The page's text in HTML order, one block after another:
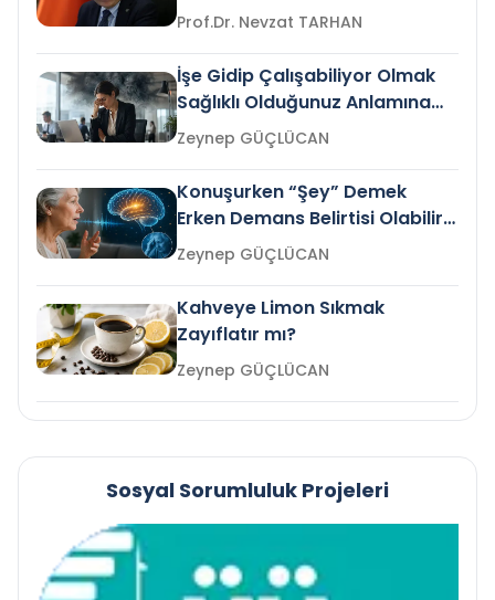
Prof.Dr. Nevzat TARHAN
İşe Gidip Çalışabiliyor Olmak
Sağlıklı Olduğunuz Anlamına
Gelir mi?Zeynep GÜÇLÜCAN
Konuşurken “Şey” Demek
Erken Demans Belirtisi Olabilir
mi?
Zeynep GÜÇLÜCAN
Kahveye Limon Sıkmak
Zayıflatır mı?
Zeynep GÜÇLÜCAN
Sosyal Sorumluluk Projeleri